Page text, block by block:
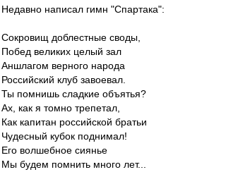
Недавно написал гимн "Спартака":
Сокровищ доблестные своды,
Побед великих целый зал
Аншлагом верного народа
Российский клуб завоевал.
Ты помнишь сладкие объятья?
Ах, как я томно трепетал,
Как капитан российской братьи
Чудесный кубок поднимал!
Его волшебное сиянье
Мы будем помнить много лет...